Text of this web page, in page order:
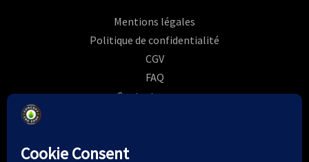
Mentions légales
Politique de confidentialité
CGV
FAQ
Contactez-nous